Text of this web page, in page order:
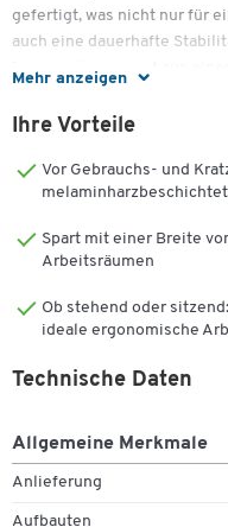
Mehr anzeigen
gefertigt, was nicht nur für
auch eine dauerhafte
Tischplatte besteht aus
Schaffung einer
Wichtige Details:
Tischplatte: 25 mm
melaminbeschichtet
Untergestell aus
Farbe Gestell:
Ihre Vorteile
Vor Gebrauchs- und
Spart mit einer Breite
Arbeitsräumen
Ob stehend oder
ideale ergonomische
Technische Daten
Allgemeine Merkmale
Anlieferung
Aufbauten